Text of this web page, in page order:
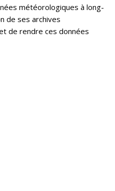
météorologiques à long-
de ses archives
de rendre ces données